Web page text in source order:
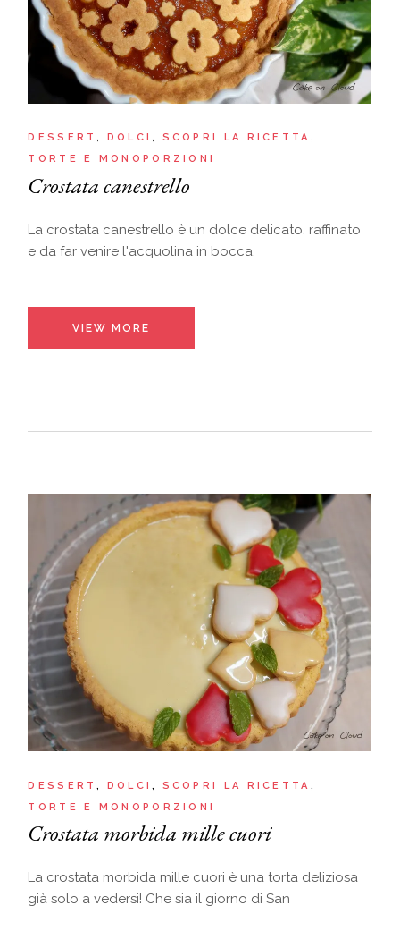
DESSERT DOLCI
SCOPRI LA RICETTA
TORTE E MONOPORZIONI
Crostata canestrello
La crostata canestrello è un dolce delicato, raffinato
e da far venire l'acquolina in bocca.
VIEW MORE
DESSERT DOLCI
SCOPRI LA RICETTA
TORTE E MONOPORZIONI
Crostata morbida mille cuori
La crostata morbida mille cuori è una torta deliziosa
già solo a vedersi! Che sia il giorno di San